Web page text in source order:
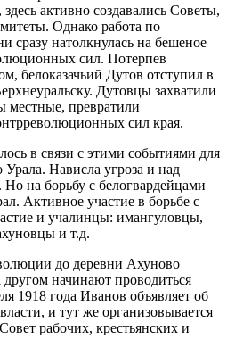
активно создавались Советы,
Однако работа по
сразу натолкнулась на бешеное
сил. Потерпев
белоказачьий Дутов отступил в
Дутовцы захватили
местные, превратили
сил края.
в связи с этими событиями для
Нависла угроза и над
на борьбу с белогвардейцами
Активное участие в борьбе с
и учалинцы: имангуловцы,
и т.д.
до деревни Ахуново
другом начинают проводиться
1918 года Иванов объявляет об
и тут же организовывается
рабочих, крестьянских и